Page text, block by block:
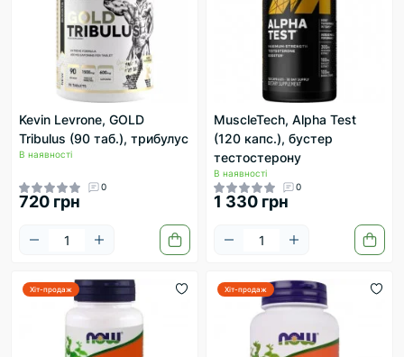
Kevin Levrone, GOLD
Tribulus (90 таб.), трибулус
В наявності
0
720 грн
MuscleTech, Alpha Test
(120 капс.), бустер
тестостерону
В наявності
0
1 330 грн
Хіт-продаж Хіт-продаж